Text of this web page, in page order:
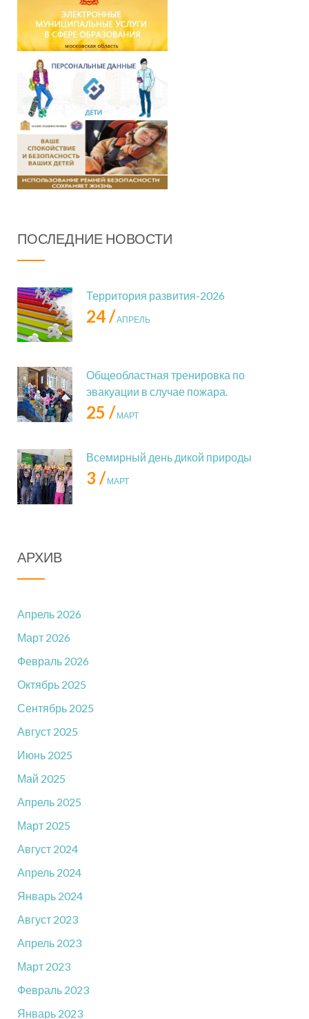
ПОСЛЕДНИЕ НОВОСТИ
Территория развития-2026
24 /АПРЕЛЬ
Общеобластная тренировка по
эвакуации в случае пожара.
25 / МАРТ
Всемирный день дикой природы
3 / МАРТ
АРХИВ
Апрель 2026
Март 2026
Февраль 2026
Октябрь 2025
Сентябрь 2025
Август 2025
Июнь 2025
Май 2025
Апрель 2025
Март 2025
Август 2024
Апрель 2024
Январь 2024
Август 2023
Апрель 2023
Март 2023
Февраль 2023
Январь 2023